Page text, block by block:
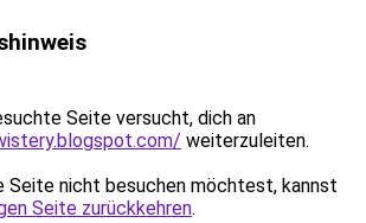
Seite versucht, dich an
weiterzuleiten.
Seite nicht besuchen möchtest, kannst
Seite zurückkehren.